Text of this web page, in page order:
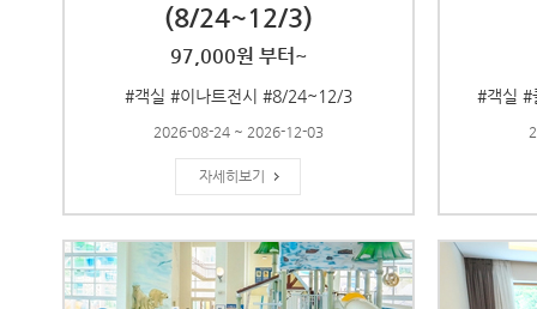
(8/24~12/3)
97,000원 부터~
#객실 #이나트전시 #8/24~12/3
2026-08-24 ~ 2026-12-03
자세히보기
#객실